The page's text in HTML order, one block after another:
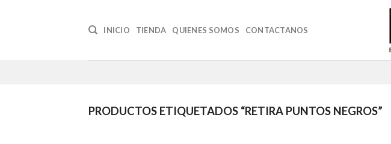
INICIO TIENDA QUIENES SOMOS CONTACTANOS
PRODUCTOS ETIQUETADOS “RETIRA PUNTOS NEGROS”